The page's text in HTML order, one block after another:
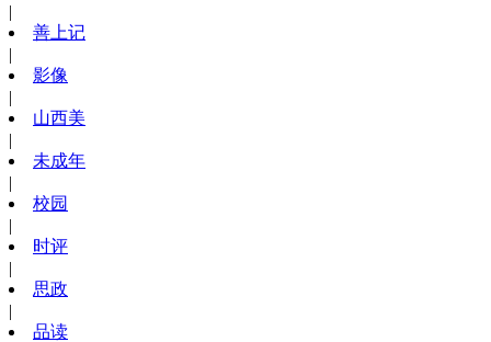
|
善上记
|
影像
|
山西美
|
未成年
|
校园
|
时评
|
思政
|
品读